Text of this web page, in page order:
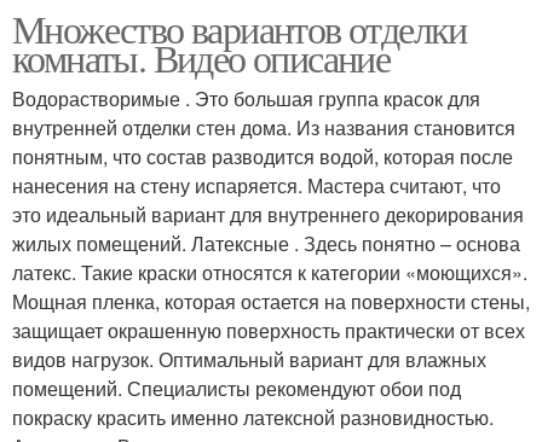
Множество вариантов отделки
комнаты. Видео описание
Водорастворимые . Это большая группа красок для
внутренней отделки стен дома. Из названия становится
понятным, что состав разводится водой, которая после
нанесения на стену испаряется. Мастера считают, что
это идеальный вариант для внутреннего декорирования
жилых помещений. Латексные . Здесь понятно – основа
латекс. Такие краски относятся к категории «моющихся».
Мощная пленка, которая остается на поверхности стены,
защищает окрашенную поверхность практически от всех
видов нагрузок. Оптимальный вариант для влажных
помещений. Специалисты рекомендуют обои под
покраску красить именно латексной разновидностью.